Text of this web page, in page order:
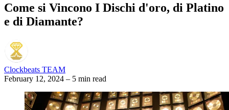
Come si Vincono I Dischi d'oro, di Platino
e di Diamante?
Clockbeats TEAM
February 12, 2024 – 5 min read